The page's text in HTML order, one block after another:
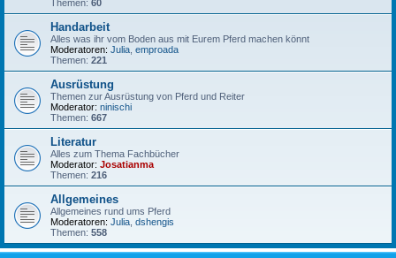
Themen: 60
Handarbeit
Alles was ihr vom Boden aus mit Eurem Pferd machen könnt
Moderatoren: Julia emproada
Themen: 221
Ausrüstung
Themen zur Ausrüstung von Pferd und Reiter
Moderator: ninischi
Themen: 667
Literatur
Alles zum Thema Fachbücher
Moderator: Josatianma
Themen: 216
Allgemeines
Allgemeines rund ums Pferd
Moderatoren: Julia dshengis
Themen: 558